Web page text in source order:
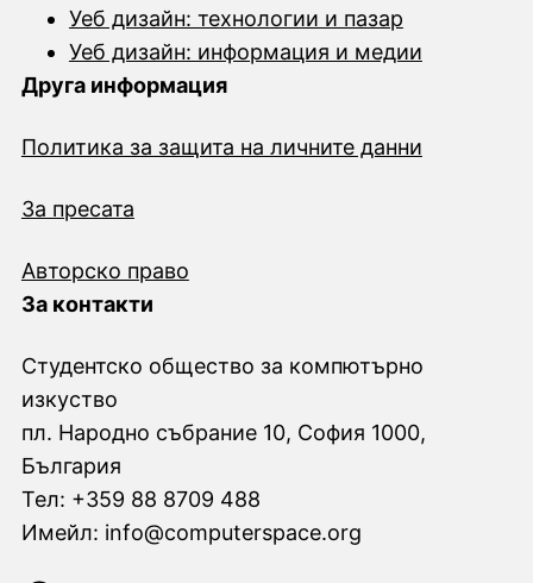
Уеб дизайн: технологии и пазар
Уеб дизайн: информация и медии
Друга информация
Политика за защита на личните данни
За пресата
Авторско право
За контакти
Студентско общество за компютърно
изкуство
пл. Народно събрание 10, София 1000,
България
Тел: +359 88 8709 488
Имейл: info@computerspace.org